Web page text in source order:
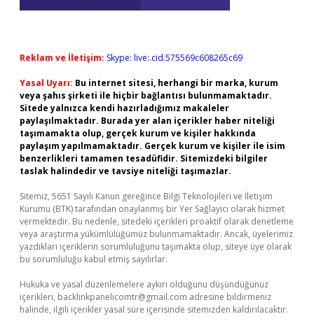
Reklam ve İletişim: Skype: live:.cid.575569c608265c69
Yasal Uyarı: Bu internet sitesi, herhangi bir marka, kurum
veya şahıs şirketi ile hiçbir bağlantısı bulunmamaktadır.
Sitede yalnızca kendi hazırladığımız makaleler
paylaşılmaktadır. Burada yer alan içerikler haber niteliği
taşımamakta olup, gerçek kurum ve kişiler hakkında
paylaşım yapılmamaktadır. Gerçek kurum ve kişiler ile isim
benzerlikleri tamamen tesadüfidir. Sitemizdeki bilgiler
taslak halindedir ve tavsiye niteliği taşımazlar.
Sitemiz, 5651 Sayılı Kanun gereğince Bilgi Teknolojileri ve İletişim
Kurumu (BTK) tarafından onaylanmış bir Yer Sağlayıcı olarak hizmet
vermektedir. Bu nedenle, sitedeki içerikleri proaktif olarak denetleme
veya araştırma yükümlülüğümüz bulunmamaktadır. Ancak, üyelerimiz
yazdıkları içeriklerin sorumluluğunu taşımakta olup, siteye üye olarak
bu sorumluluğu kabul etmiş sayılırlar.
Hukuka ve yasal düzenlemelere aykırı olduğunu düşündüğünüz
içerikleri, backlinkpanelicomtr@gmail.com adresine bildirmeniz
halinde, ilgili içerikler yasal süre içerisinde sitemizden kaldırılacaktır.